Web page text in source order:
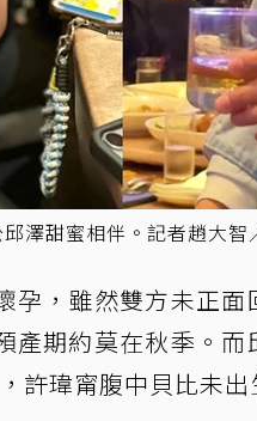
澤甜蜜相伴。記者趙大智
孕，雖然雙方未正
產期約莫在秋季。
許瑋甯腹中貝比未出